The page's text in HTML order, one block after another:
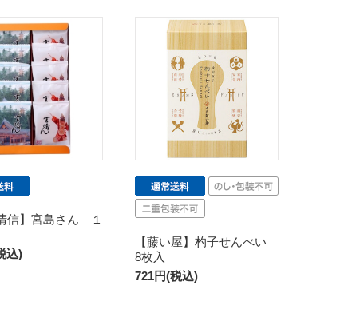
信】宮島さん １
込)
【藤い屋】杓子せんべい
8枚入
721円(税込)